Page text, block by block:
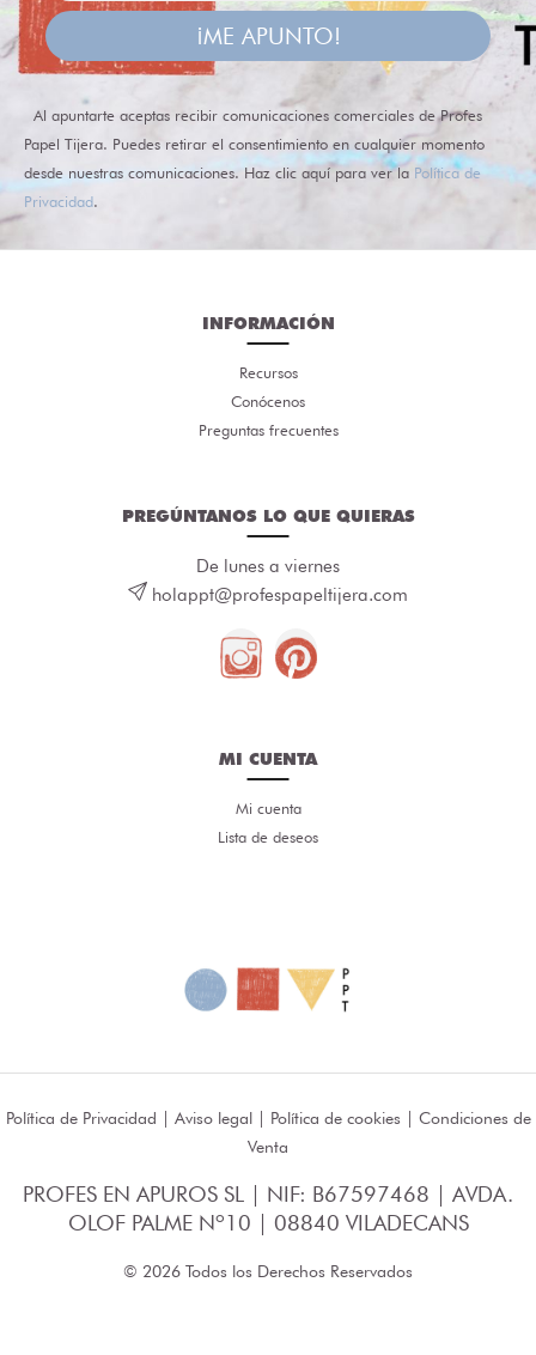
¡ME APUNTO!
Al apuntarte aceptas recibir comunicaciones comerciales de Profes
Papel Tijera. Puedes retirar el consentimiento en cualquier momento
desde nuestras comunicaciones. Haz clic aquí para ver la Política de
Privacidad.
INFORMACIÓN
Recursos
Conócenos
Preguntas frecuentes
PREGÚNTANOS LO QUE QUIERAS
De lunes a viernes
holappt@profespapeltijera.com
MI CUENTA
Mi cuenta
Lista de deseos
Política de Privacidad | Aviso legal| Política de cookies | Condiciones de
Venta
PROFES EN APUROS SL | NIF: B67597468 | AVDA.
OLOF PALME Nº10 | 08840 VILADECANS
© 2026 Todos los Derechos Reservados